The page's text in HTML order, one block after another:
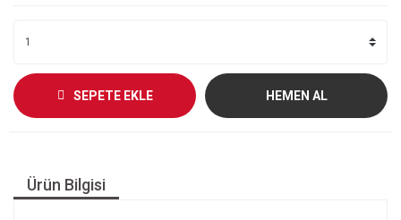
SEPETE EKLE HEMEN AL
Ürün Bilgisi